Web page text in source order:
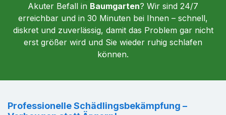
Akuter Befall in Baumgarten? Wir sind 24/7
erreichbar und in 30 Minuten bei Ihnen – schnell,
diskret und zuverlässig, damit das Problem gar nicht
erst größer wird und Sie wieder ruhig schlafen
können.
Professionelle Schädlingsbekämpfung –